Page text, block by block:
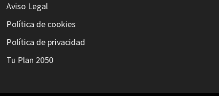
Aviso Legal
Política de cookies
Política de privacidad
Tu Plan 2050